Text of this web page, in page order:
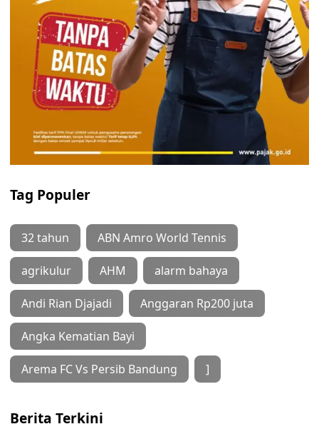
Tag Populer
32 tahun ABN Amro World Tennis
agrikulur AHM alarm bahaya
Andi Rian Djajadi Anggaran Rp200 juta
Angka Kematian Bayi
Arema FC Vs Persib Bandung ]
Berita Terkini